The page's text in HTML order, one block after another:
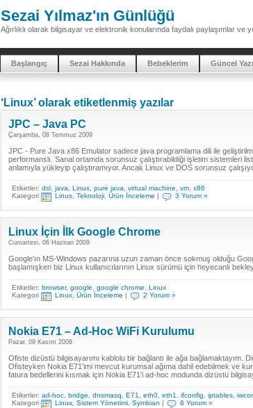
Sezai Yılmaz'ın Günlüğü
Ağırlıklı olarak bilgisayar ve elektronik konularında faydalı paylaşımlar ve
Başlangıç Sezai Hakkında Bebeklerim Güncel
‘Linux’ olarak etiketlenmiş yazılar
JPC – Java PC
Çarşamba, 08 Temmuz 2009
JPC - Pure Java x86 Emulator sadece java programlama dili ile
performanslı. Sanal ortamda sorunsuz çalıştırabildiği işletim sistemleri
anlamıyla yükleyip çalıştıramıyor. Ancak Linux ve DOS sorunsuz
Etiketler: dsl java Linux pure java virtual machine vm x86
Kategori
Linux Teknoloji Ürün İnceleme | 3 Yorum »
Linux İçin İlk Google Chrome
Cumartesi, 06 Haziran 2009
Google'ın MS-Windows pazarına uzun zaman önce sokmuş olduğu
başlamışken biz Linux kullanıcılarının Linux sürümü için heyecanlı
Etiketler: browser, google google chrome
Linux
Kategori
Linux Ürün İnceleme | 2 Yorum »
Nokia E71 – Ad-Hoc WiFi Kurulumu
Pazar, 09 Kasım 2008
Ofiste dizüstü bilgisayarımı kablolu bir bağlantı ile ağa bağlamaktayım.
Ofisteyken Nokia E71'imi mevcut kurumsal ağıma dahil edebilmek ve
fatura bedellerini kısmak için Nokia E71'i ad-hoc modunda dizüstü
Etiketler: ad-hoc bridge dnsmasq E71 eth0 eth1 ifconfig iptables
Kategori
Linux Sistem Yönetimi Symbian | 6 Yorum »